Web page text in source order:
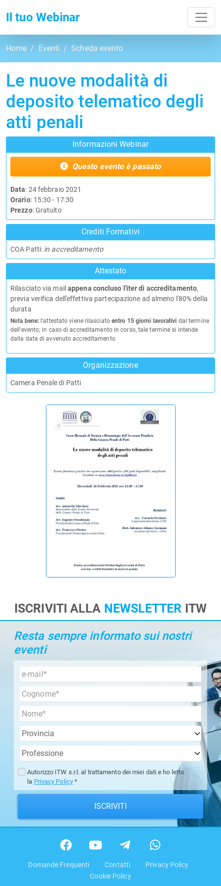
Il tuo Webinar
Home Eventi Scheda evento
Le nuove modalità di
deposito telematico degli
atti penali
Informazioni Webinar
Questo evento è passato
Data: 24 febbraio 2021
Orario: 15:30 - 17:30
Prezzo: Gratuito
Crediti Formativi
COA Patti: in accreditamento
Attestato
Rilasciato via mail appena concluso l'iter di accreditamento,
previa verifica dell'effettiva partecipazione ad almeno l'80% della
durata
Nota bene: l'attestato viene rilasciato entro 15 giorni lavorativi dal termine
dell'evento; in caso di accreditamento in corso, tale termine si intende
dalla data di avvenuto accreditamento
Organizzazione
Camera Penale di Patti
ISCRIVITI ALLA NEWSLETTER ITW
Resta sempre informato sui nostri
eventi
Autorizzo ITW s.r.l. al trattamento dei miei dati e ho letto
la Privacy Policy*
ISCRIVITI
Domande Frequenti Contatti
Privacy Policy
Cookie Policy